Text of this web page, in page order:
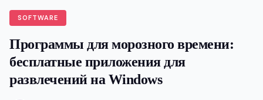
SOFTWARE
Программы для морозного времени:
бесплатные приложения для
развлечений на Windows